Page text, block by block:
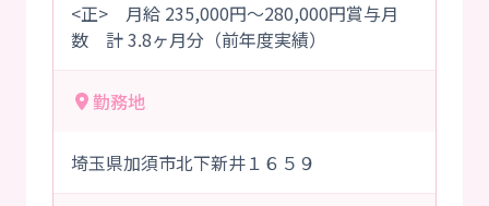
<正> 月給 235,000円～280,000円賞与月
数 計 3.8ヶ月分（前年度実績）
勤務地
埼玉県加須市北下新井１６５９